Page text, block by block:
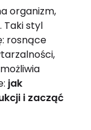
organizm,
Taki styl
rosnące
jak
i zacząć